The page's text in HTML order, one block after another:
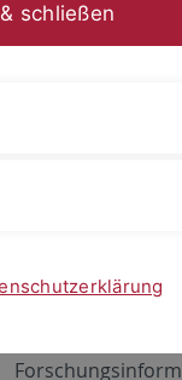
ALMA
schließen